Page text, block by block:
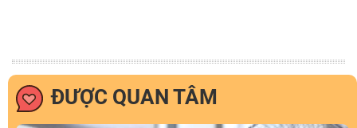
ĐƯỢC QUAN TÂM